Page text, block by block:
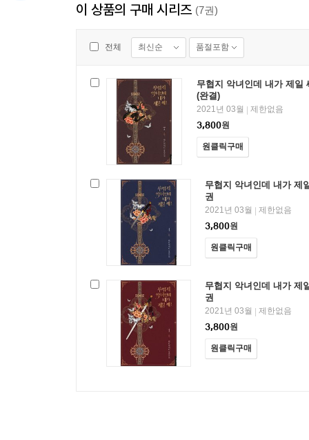
이 상품의 구매 시리즈 (7권)
전체 최신순 품절포함
무협지 악녀인데 내가 제일
(완결)
2021년 03월
제한없음
3,800원
원클릭구매
무협지 악녀인데 내가 제
권
2021년 03월
제한없음
3,800원
원클릭구매
무협지 악녀인데 내가 제
권
2021년 03월
제한없음
3,800원
원클릭구매